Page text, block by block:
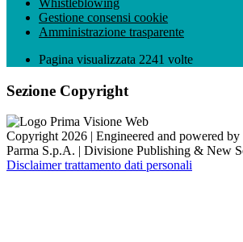
Whistleblowing
Gestione consensi cookie
Amministrazione trasparente
Pagina visualizzata 2241 volte
Sezione Copyright
Copyright 2026 | Engineered and powered
Parma S.p.A. | Divisione Publishing & New
Disclaimer trattamento dati personali